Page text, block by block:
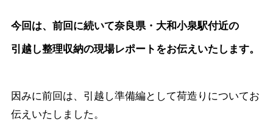
今回は、前回に続いて奈良県・大和小泉駅付近の
引越し整理収納の現場レポートをお伝えいたします。
因みに前回は、引越し準備編として荷造りについてお
伝えいたしました。